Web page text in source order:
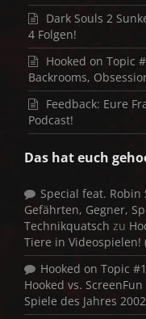
Dark Souls 2
4 Folgen!
Hooked on Topic
Backrooms,
Feedback: Eure
Podcast!
Das hat euch
Special feat. Robin
Gefährten, Gegner,
Technikquatsch zu
Tiere in Videospielen!
Hooked on Topic
Hooked vs.
Spiele des Jahres